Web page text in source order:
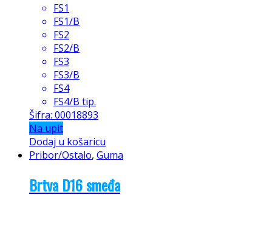
FS1
FS1/B
FS2
FS2/B
FS3
FS3/B
FS4
FS4/B tip.
Šifra: 00018893
Na upit
Dodaj u košaricu
Pribor/Ostalo, Guma
Brtva D16 smeđa